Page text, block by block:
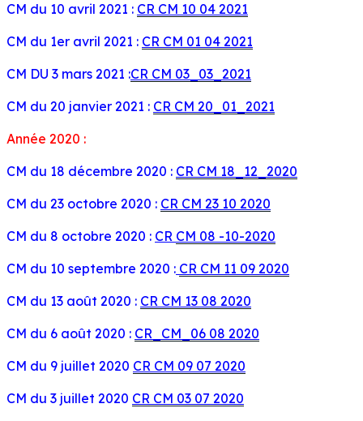
CM du 10 avril 2021 : CR CM 10 04 2021
CM du 1er avril 2021 : CR CM 01 04 2021
CM DU 3 mars 2021 :CR CM 03_03_2021
CM du 20 janvier 2021 : CR CM 20_01_2021
Année 2020 :
CM du 18 décembre 2020 : CR CM 18_12_2020
CM du 23 octobre 2020 : CR CM 23 10 2020
CM du 8 octobre 2020 : CR CM 08 -10-2020
CM du 10 septembre 2020 : CR CM 11 09 2020
CM du 13 août 2020 : CR CM 13 08 2020
CM du 6 août 2020 : CR_CM_06 08 2020
CM du 9 juillet 2020 CR CM 09 07 2020
CM du 3 juillet 2020 CR CM 03 07 2020